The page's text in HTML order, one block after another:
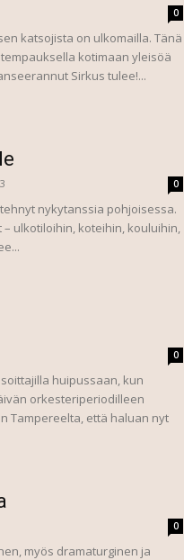
0
katsojista on ulkomailla. Tänä
kotimaan yleisöä
Sirkus tulee!...
0
nykytanssia pohjoisessa.
ulkotiloihin, koteihin, kouluihin,
0
huipussaan, kun
orkesteriperiodilleen
Tampereelta, että haluan nyt
0
myös dramaturginen ja